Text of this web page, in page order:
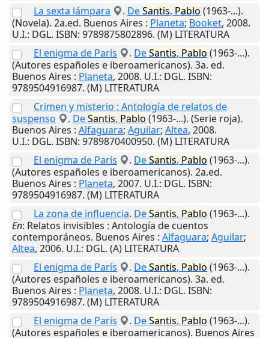
La sexta lámpara
. DeSantis, Pablo (1963-...).
(Novela). 2a.ed. Buenos Aires : Planeta; Booket, 2008.
U.I.: DGL. ISBN: 9789875802896. (M) LITERATURA
El enigma de París
. DeSantis, Pablo (1963-...).
(Autores españoles e iberoamericanos). 3a. ed.
Buenos Aires : Planeta, 2008. U.I.: DGL. ISBN:
9789504916987. (M) LITERATURA
Crimen y misterio : Antología de relatos de
suspenso
. DeSantis, Pablo (1963-...). (Serie roja).
Buenos Aires : Alfaguara; Aguilar; Altea, 2008.
U.I.: DGL. ISBN: 9789870400950. (M) LITERATURA
El enigma de París
. DeSantis, Pablo (1963-...).
(Autores españoles e iberoamericanos). 2a.ed.
Buenos Aires : Planeta, 2007. U.I.: DGL. ISBN:
9789504916987. (M) LITERATURA
La zona de influencia. DeSantis, Pablo (1963-...).
En: Relatos invisibles : Antología de cuentos
contemporáneos. Buenos Aires : Alfaguara; Aguilar;
Altea, 2006. U.I.: DGL. (A) LITERATURA
El enigma de París
. DeSantis, Pablo (1963-...).
(Autores españoles e iberoamericanos). 3a. ed.
Buenos Aires : Planeta, 2008. U.I.: DGL. ISBN:
9789504916987. (M) LITERATURA
El enigma de París
. DeSantis, Pablo (1963-...).
(Autores españoles e iberoamericanos). Buenos Aires